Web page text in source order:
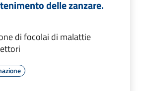
delle zanzare.
di focolai di malattie